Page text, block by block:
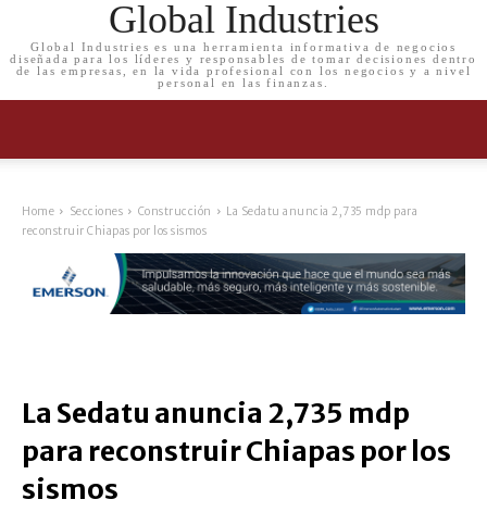
Global Industries
Global Industries es una herramienta informativa de negocios
diseñada para los líderes y responsables de tomar decisiones dentro
de las empresas, en la vida profesional con los negocios y a nivel
personal en las finanzas.
Home Secciones Construcción
La Sedatu anuncia 2,735 mdp para
reconstruir Chiapas por los sismos
La Sedatu anuncia 2,735 mdp
para reconstruir Chiapas por los
sismos